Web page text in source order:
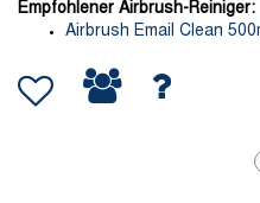
Empfohlener Airbrush-Reiniger:
Airbrush Email Clean